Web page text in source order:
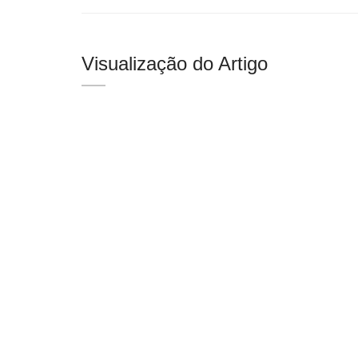
Visualização do Artigo